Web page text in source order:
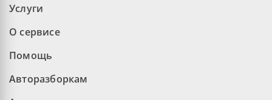
Услуги
О сервисе
Помощь
Авторазборкам